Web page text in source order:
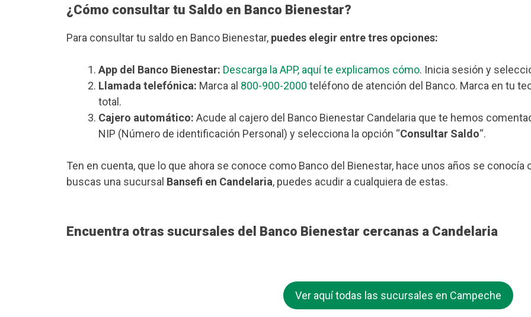
¿Cómo consultar tu Saldo en Banco Bienestar?
Para consultar tu saldo en Banco Bienestar, puedes elegir entre tres opciones:
App del Banco Bienestar: Descarga la APP, aquí te explicamos cómo. Inicia sesión y
Llamada telefónica: Marca al 800-900-2000 teléfono de atención del Banco. Marca en tu
total.
Cajero automático: Acude al cajero del Banco Bienestar Candelaria que te hemos
NIP (Número de identificación Personal) y selecciona la opción “Consultar Saldo“.
Ten en cuenta, que lo que ahora se conoce como Banco del Bienestar, hace unos años se
buscas una sucursal Bansefi en Candelaria, puedes acudir a cualquiera de estas.
Encuentra otras sucursales del Banco Bienestar cercanas a Candelaria
Ver aquí todas las sucursales en Campeche